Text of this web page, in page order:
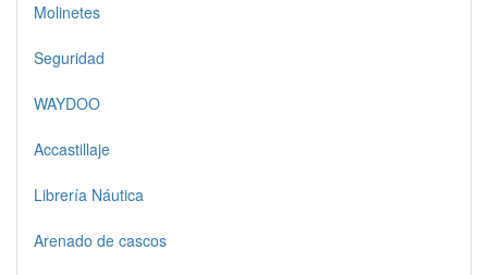
Molinetes
Seguridad
WAYDOO
Accastillaje
Librería Náutica
Arenado de cascos